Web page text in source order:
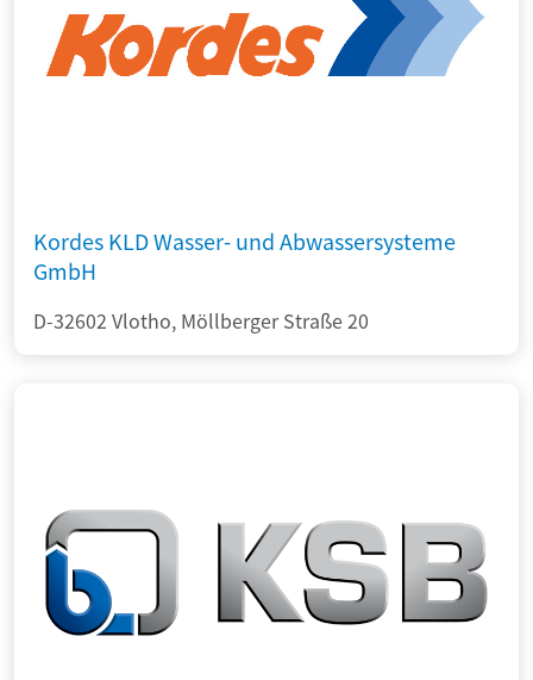
Kordes KLD Wasser- und Abwassersysteme
GmbH
D-32602 Vlotho, Möllberger Straße 20